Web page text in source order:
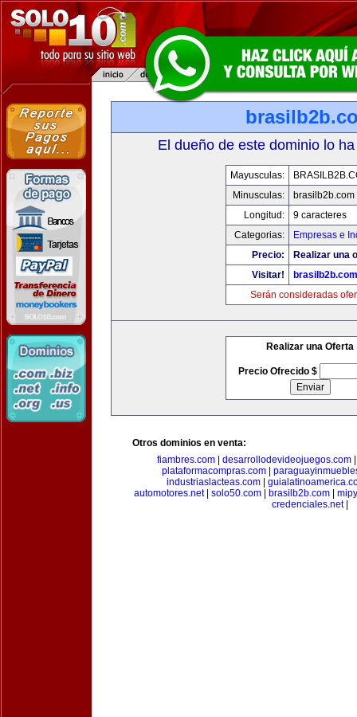
El dueño de este dominio lo
Mayusculas:
Minusculas:
brasilb2b.com
Longitud:
9 caracteres
Categorias:
Empresas e
Precio:
Realizar una
Visitar!
brasilb2b.com
Serán consideradas
Realizar una Oferta
Precio Ofrecido $
Otros dominios en venta:
fiambres.com| desarrollodevideojuegos.com
plataformacompras.com
industriaslacteas.com
automotores.net| solo50.com brasilb2b.com
credenciales.net|